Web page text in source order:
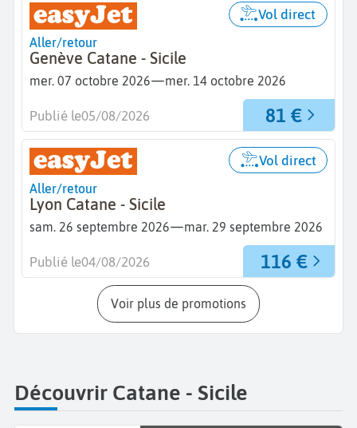
Aller/retour
Genève Catane - Sicile
mer. 07 octobre 2026—mer. 14 octobre 2026
Vol direct
81 €
Publié le05/08/2026
Aller/retour
Lyon Catane - Sicile
sam. 26 septembre 2026—mar. 29 septembre 2026
Vol direct
116 €
Publié le04/08/2026
Voir plus de promotions
Découvrir Catane - Sicile